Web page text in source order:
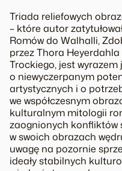
Triada reliefowych
– które autor
Romów do Walhalli,
przez Thora Heyerdahla
Trockiego, jest
o niewyczerpanym
artystycznych i o
we współczesnym
kulturalnym mitologii
zaognionych konfliktów
w swoich obrazach
uwagę na pozornie
ideały stabilnych